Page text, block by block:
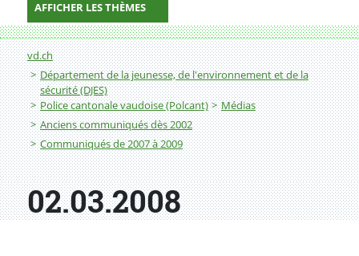
AFFICHER LES THÈMES
Fil d'Ariane
vd.ch
Département de la jeunesse, de l'environnement et de la
sécurité (DJES)
Police cantonale vaudoise (Polcant)
Médias
Anciens communiqués dès 2002
Communiqués de 2007 à 2009
02.03.2008
02.03.2008